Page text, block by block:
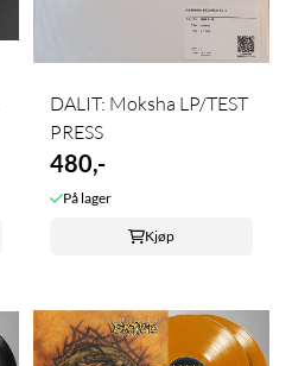
DALIT: Moksha LP/TEST
PRESS
480,-
På lager
Kjøp